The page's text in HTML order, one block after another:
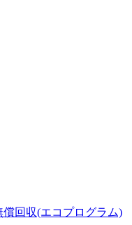
回収(エコプログラム)